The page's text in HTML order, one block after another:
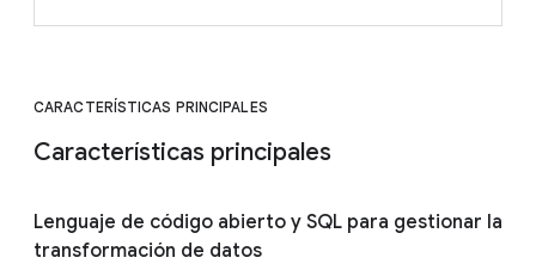
CARACTERÍSTICAS PRINCIPALES
Características principales
Lenguaje de código abierto y SQL para gestionar la
transformación de datos